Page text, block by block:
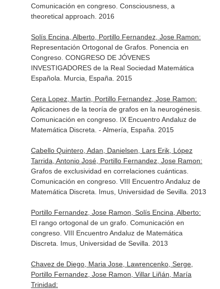
Comunicación en congreso. Consciousness, a
theoretical approach. 2016
Solís Encina, Alberto, Portillo Fernandez, Jose Ramon:
Representación Ortogonal de Grafos. Ponencia en
Congreso. CONGRESO DE JÓVENES
INVESTIGADORES de la Real Sociedad Matemática
Española. Murcia, España. 2015
Cera Lopez, Martin, Portillo Fernandez, Jose Ramon:
Aplicaciones de la teoría de grafos en la neurogénesis.
Comunicación en congreso. IX Encuentro Andaluz de
Matemática Discreta. - Almería, España. 2015
Cabello Quintero, Adan, Danielsen, Lars Erik, López
Tarrida, Antonio José, Portillo Fernandez, Jose Ramon:
Grafos de exclusividad en correlaciones cuánticas.
Comunicación en congreso. VIII Encuentro Andaluz de
Matemática Discreta. Imus, Universidad de Sevilla. 2013
Portillo Fernandez, Jose Ramon, Solís Encina, Alberto:
El rango ortogonal de un grafo. Comunicación en
congreso. VIII Encuentro Andaluz de Matemática
Discreta. Imus, Universidad de Sevilla. 2013
Chavez de Diego, Maria Jose, Lawrencenko, Serge,
Portillo Fernandez, Jose Ramon, Villar Liñán, María
Trinidad: